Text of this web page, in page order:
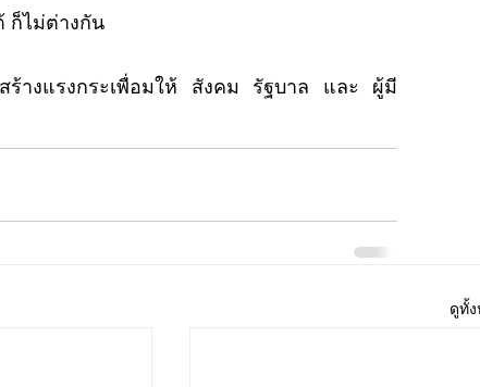
ก็ไม่ต่างกัน
ดูทั้